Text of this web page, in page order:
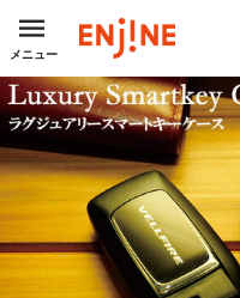
メニュー